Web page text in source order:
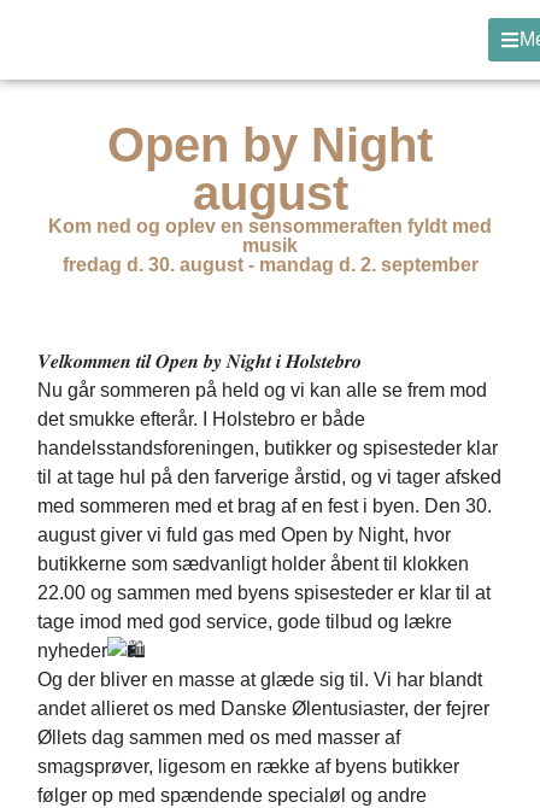
Open by Night
august
Kom ned og oplev en sensommeraften fyldt med
musik
fredag d. 30. august - mandag d. 2. september
𝑽𝒆𝒍𝒌𝒐𝒎𝒎𝒆𝒏 𝒕𝒊𝒍 𝑶𝒑𝒆𝒏 𝒃𝒚 𝑵𝒊𝒈𝒉𝒕 𝒊 𝑯𝒐𝒍𝒔𝒕𝒆𝒃𝒓𝒐
Nu går sommeren på held og vi kan alle se frem mod
det smukke efterår. I Holstebro er både
handelsstandsforeningen, butikker og spisesteder klar
til at tage hul på den farverige årstid, og vi tager afsked
med sommeren med et brag af en fest i byen. Den 30.
august giver vi fuld gas med Open by Night, hvor
butikkerne som sædvanligt holder åbent til klokken
22.00 og sammen med byens spisesteder er klar til at
tage imod med god service, gode tilbud og lækre
nyheder
Og der bliver en masse at glæde sig til. Vi har blandt
andet allieret os med Danske Ølentusiaster, der fejrer
Øllets dag sammen med os med masser af
smagsprøver, ligesom en række af byens butikker
følger op med spændende specialøl og andre